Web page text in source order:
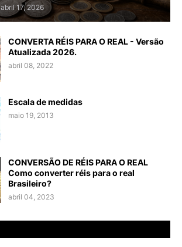
abril 17, 2026
CONVERTA RÉIS PARA O REAL - Versão
Atualizada 2026.
abril 08, 2022
Escala de medidas
maio 19, 2013
CONVERSÃO DE RÉIS PARA O REAL
Como converter réis para o real
Brasileiro?
abril 04, 2023